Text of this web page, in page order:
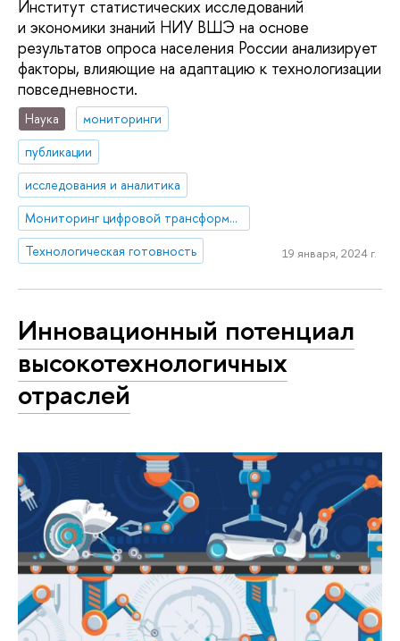
Институт статистических исследований
и экономики знаний НИУ ВШЭ на основе
результатов опроса населения России анализирует
факторы, влияющие на адаптацию к технологизации
повседневности.
Наука
мониторинги
публикации
исследования и аналитика
Мониторинг цифровой трансформации общества
Технологическая готовность
19 января, 2024 г.
Инновационный потенциал
высокотехнологичных
отраслей